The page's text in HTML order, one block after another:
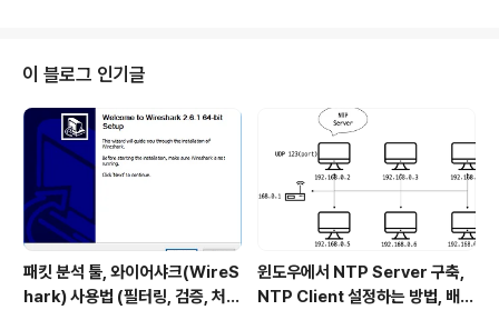
곳이 많이 있고 XML만의 장점도 있다.따라서 데이터를 X
ML로 만드는 것과 XML을 파싱해서 데이터를 이용하는
것 둘다 할 줄 알아야하기 때문에 가장 먼저 XML 파싱 라
이브러리인 XPath에 대해 알아보았다.OpenAPI로 받은
XML 데이터 파싱하기 OpenAPI로부터 ..
이 블로그 인기글
패킷 분석 툴, 와이어샤크(WireS
hark) 사용법 (필터링, 검증, 처음
윈도우에서 NTP Server 구축,
NTP Client 설정하는 방법, 배치